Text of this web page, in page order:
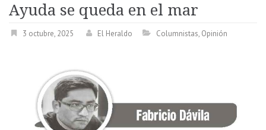
Ayuda se queda en el mar
3 octubre, 2025 El Heraldo Columnistas, Opinión